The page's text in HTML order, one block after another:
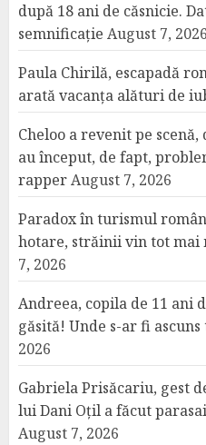
după 18 ani de căsnicie.
semnificație August 7, 2026
Paula Chirilă, escapadă
arată vacanța alături de
Cheloo a revenit pe
au început, de fapt,
rapperAugust 7, 2026
Paradox în turismul
hotare, străinii vin tot mai
7, 2026
Andreea, copila de 11 ani
găsită! Unde s-ar fi
2026
Gabriela Prisăcariu, gest
lui Dani Oțil a făcut
August 7, 2026